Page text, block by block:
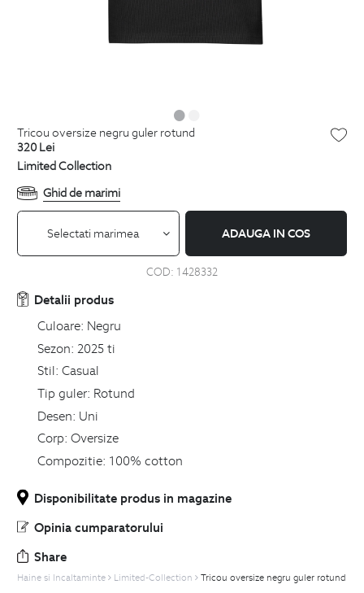
tricou oversize negru guler rotund
320 Lei
Limited Collection
Ghid de marimi
Selectati marimea ADAUGA IN COS
COD: 1428332
Detalii produs
Culoare: Negru
Sezon: 2025 ti
Stil: Casual
Tip guler: Rotund
Desen: Uni
Corp: Oversize
Compozitie: 100% cotton
Disponibilitate produs in magazine
Opinia cumparatorului
Share
Haine si Incaltaminte Limited-Collection Tricou oversize negru guler rotund